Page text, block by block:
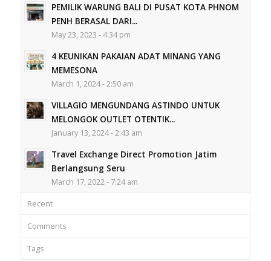
PEMILIK WARUNG BALI DI PUSAT KOTA PHNOM
PENH BERASAL DARI...
May 23, 2023 - 4:34 pm
4 KEUNIKAN PAKAIAN ADAT MINANG YANG
MEMESONA
March 1, 2024 - 2:50 am
VILLAGIO MENGUNDANG ASTINDO UNTUK
MELONGOK OUTLET OTENTIK...
January 13, 2024 - 2:43 am
Travel Exchange Direct Promotion Jatim
Berlangsung Seru
March 17, 2022 - 7:24 am
Recent
Comments
Tags